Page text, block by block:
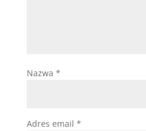
Nazwa *
Adres email *